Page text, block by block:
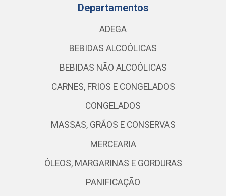
Departamentos
ADEGA
BEBIDAS ALCOÓLICAS
BEBIDAS NÃO ALCOÓLICAS
CARNES, FRIOS E CONGELADOS
CONGELADOS
MASSAS, GRÃOS E CONSERVAS
MERCEARIA
ÓLEOS, MARGARINAS E GORDURAS
PANIFICAÇÃO